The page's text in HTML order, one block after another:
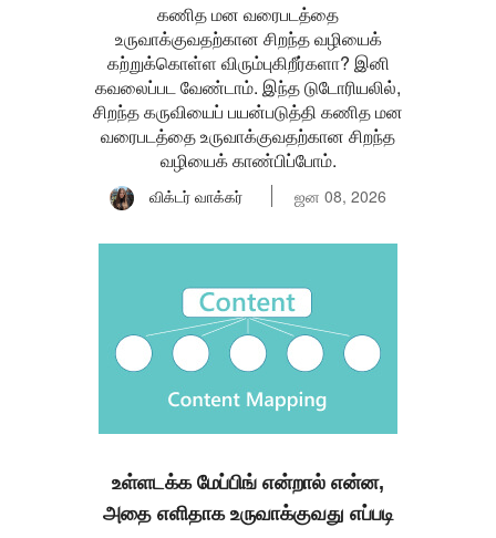
கணித மன வரைபடத்தை
உருவாக்குவதற்கான சிறந்த வழியைக்
கற்றுக்கொள்ள விரும்புகிறீர்களா? இனி
கவலைப்பட வேண்டாம். இந்த டுடோரியலில்,
சிறந்த கருவியைப் பயன்படுத்தி கணித மன
வரைபடத்தை உருவாக்குவதற்கான சிறந்த
வழியைக் காண்பிப்போம்.
விக்டர் வாக்கர் ஜன 08, 2026
உள்ளடக்க மேப்பிங் என்றால் என்ன,
அதை எளிதாக உருவாக்குவது எப்படி